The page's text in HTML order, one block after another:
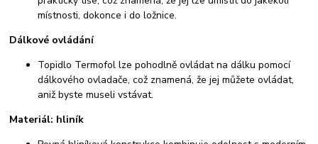
místnosti, dokonce i do ložnice.
Dálkové ovládání
Topidlo Termofol lze pohodlně ovládat na dálku pomocí
dálkového ovladače, což znamená, že jej můžete ovládat,
aniž byste museli vstávat.
Materiál: hliník